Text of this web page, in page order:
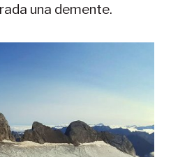
una demente.